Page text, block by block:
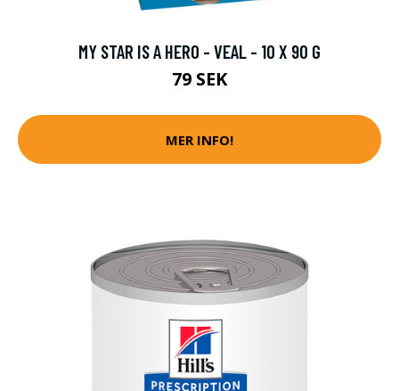
MY STAR IS A HERO - VEAL - 10 X 90 G
79 SEK
MER INFO!